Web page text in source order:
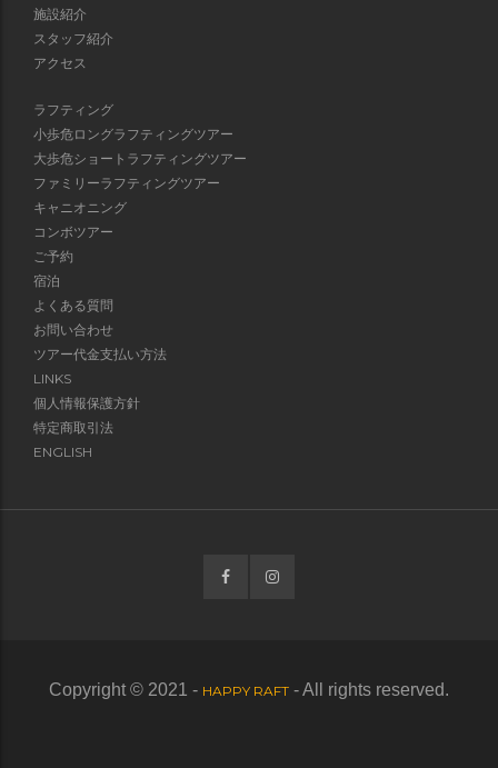
施設紹介
スタッフ紹介
アクセス
ラフティング
小歩危ロングラフティングツアー
大歩危ショートラフティングツアー
ファミリーラフティングツアー
キャニオニング
コンボツアー
ご予約
宿泊
よくある質問
お問い合わせ
ツアー代金支払い方法
LINKS
個人情報保護方針
特定商取引法
ENGLISH
Copyright © 2021 - HAPPY RAFT - All rights reserved.